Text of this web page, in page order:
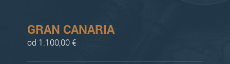
GRAN CANARIA
od 1.100,00 €